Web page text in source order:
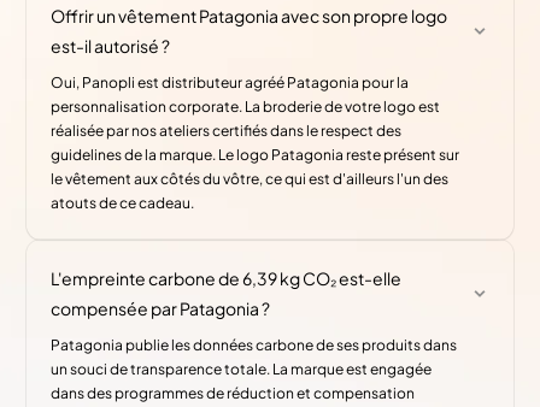
Offrir un vêtement Patagonia avec son propre logo
est-il autorisé ?
Oui, Panopli est distributeur agréé Patagonia pour la
personnalisation corporate. La broderie de votre logo est
réalisée par nos ateliers certifiés dans le respect des
guidelines de la marque. Le logo Patagonia reste présent sur
le vêtement aux côtés du vôtre, ce qui est d'ailleurs l'un des
atouts de ce cadeau.
L'empreinte carbone de 6,39 kg CO₂ est-elle
compensée par Patagonia ?
Patagonia publie les données carbone de ses produits dans
un souci de transparence totale. La marque est engagée
dans des programmes de réduction et compensation